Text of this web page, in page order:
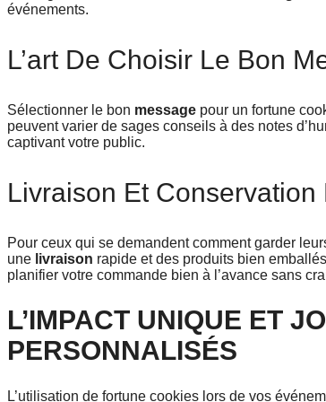
événements.
L’art De Choisir Le Bon
Sélectionner le bon message pour un fortune
peuvent varier de sages conseils à des notes
captivant votre public.
Livraison Et
Pour ceux qui se demandent comment garder
une livraison rapide et des produits bien
planifier votre commande bien à l’avance sans
L’IMPACT UNIQUE ET
PERSONNALISÉS
L’utilisation de fortune cookies lors de vos